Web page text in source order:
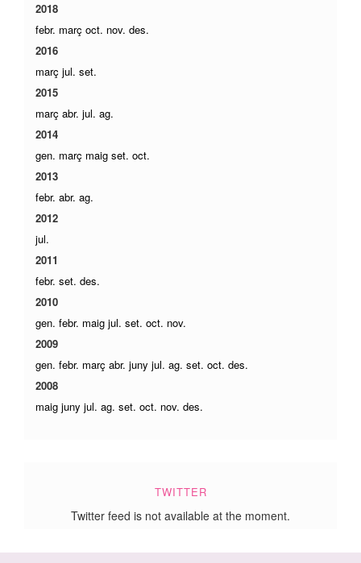
2018
febr. març oct. nov. des.
2016
març jul. set.
2015
març abr. jul. ag.
2014
gen. març maig set. oct.
2013
febr. abr. ag.
2012
jul.
2011
febr. set. des.
2010
gen. febr. maig jul. set. oct. nov.
2009
gen. febr. març abr. juny jul. ag. set. oct. des.
2008
maig juny jul. ag. set. oct. nov. des.
TWITTER
Twitter feed is not available at the moment.